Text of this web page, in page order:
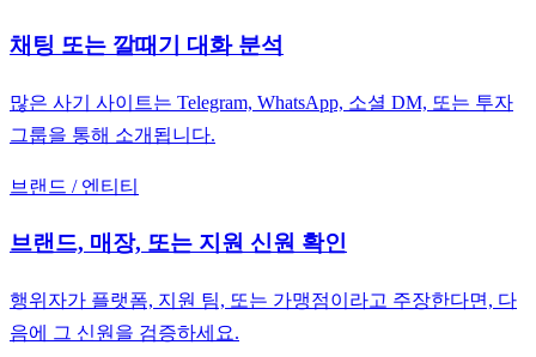
채팅 또는 깔때기 대화 분석
많은 사기 사이트는 Telegram, WhatsApp, 소셜 DM, 또는 투자
그룹을 통해 소개됩니다.
브랜드 / 엔티티
브랜드, 매장, 또는 지원 신원 확인
행위자가 플랫폼, 지원 팀, 또는 가맹점이라고 주장한다면, 다
음에 그 신원을 검증하세요.